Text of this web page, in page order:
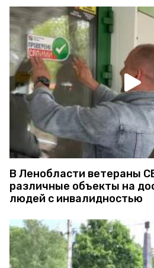
В Ленобласти ветераны
различные объекты на
людей с инвалидностью